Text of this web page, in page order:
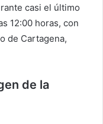
casi el último
12:00 horas, con
de Cartagena,
de la